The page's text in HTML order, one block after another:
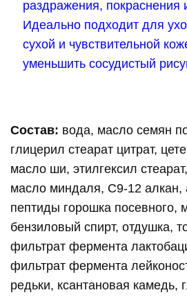
Состав: вода, масло семян
глицерил стеарат цитрат,
масло ши, этилгексил
масло миндаля, С9-12 алкан,
пептиды горошка посевного,
бензиловый спирт, отдушка,
фильтрат фермента
фильтрат фермента
редьки, ксантановая камедь,